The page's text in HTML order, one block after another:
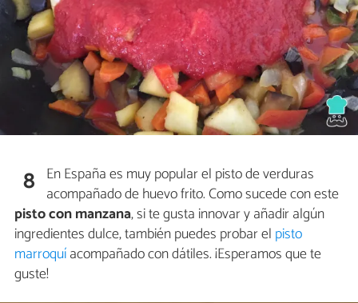
8 En España es muy popular el pisto de verduras
acompañado de huevo frito. Como sucede con este
pisto con manzana, si te gusta innovar y añadir algún
ingredientes dulce, también puedes probar el pisto
marroquíacompañado con dátiles. ¡Esperamos que te
guste!